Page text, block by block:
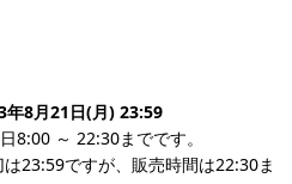
した後、別の日に900円購入・応
（300円＋900円）になるため、
8月21日(月) 23:59
8:00 ～ 22:30までです。
23:59ですが、販売時間は22:30ま